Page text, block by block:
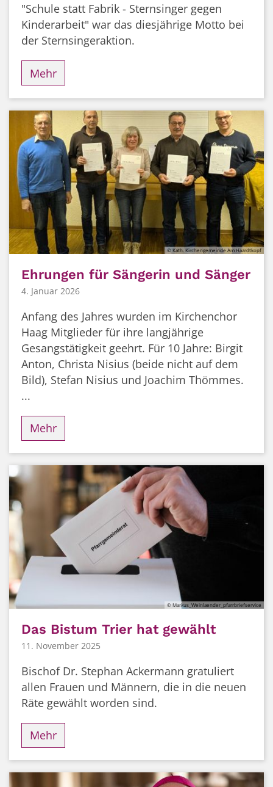
"Schule statt Fabrik - Sternsinger gegen
Kinderarbeit" war das diesjährige Motto bei
der Sternsingeraktion.
Mehr
© Kath. Kirchengemeinde Am Haardtkopf
Ehrungen für Sängerin und Sänger
4. Januar 2026
Anfang des Jahres wurden im Kirchenchor
Haag Mitglieder für ihre langjährige
Gesangstätigkeit geehrt. Für 10 Jahre: Birgit
Anton, Christa Nisius (beide nicht auf dem
Bild), Stefan Nisius und Joachim Thömmes.
...
Mehr
© Markus_Weinlaender_pfarrbriefservice
Das Bistum Trier hat gewählt
11. November 2025
Bischof Dr. Stephan Ackermann gratuliert
allen Frauen und Männern, die in die neuen
Räte gewählt worden sind.
Mehr